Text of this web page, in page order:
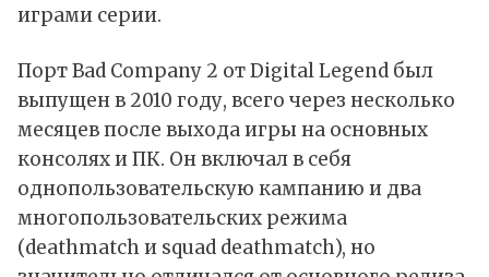
играми серии.
Порт Bad Company 2 от Digital Legend был
выпущен в 2010 году, всего через несколько
месяцев после выхода игры на основных
консолях и ПК. Он включал в себя
однопользовательскую кампанию и два
многопользовательских режима
(deathmatch и squad deathmatch), но